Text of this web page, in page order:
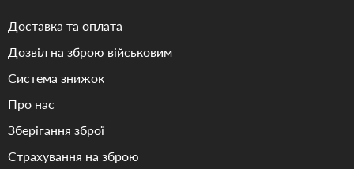
Доставка та оплата
Дозвіл на зброю військовим
Система знижок
Про нас
Зберігання зброї
Страхування на зброю